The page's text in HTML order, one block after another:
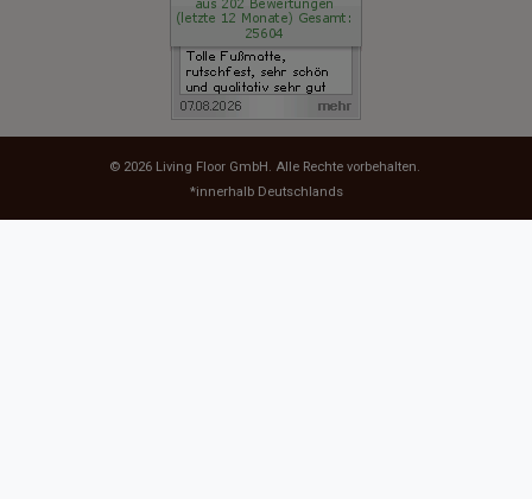
© 2026 Living Floor GmbH . Alle Rechte vorbehalten.
*innerhalb Deutschlands